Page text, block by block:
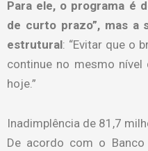
Para ele, o programa é
de curto prazo”, mas a
estrutural: “Evitar que o
continue no mesmo
hoje.”
Inadimplência de 81,7
De acordo com o Banco